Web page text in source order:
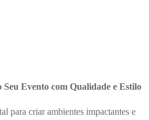
Evento com Qualidade e Estilo
para criar ambientes impactantes e